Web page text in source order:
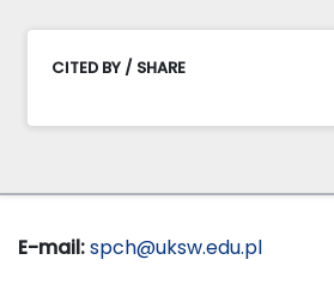
CITED BY / SHARE
E-mail:spch@uksw.edu.pl